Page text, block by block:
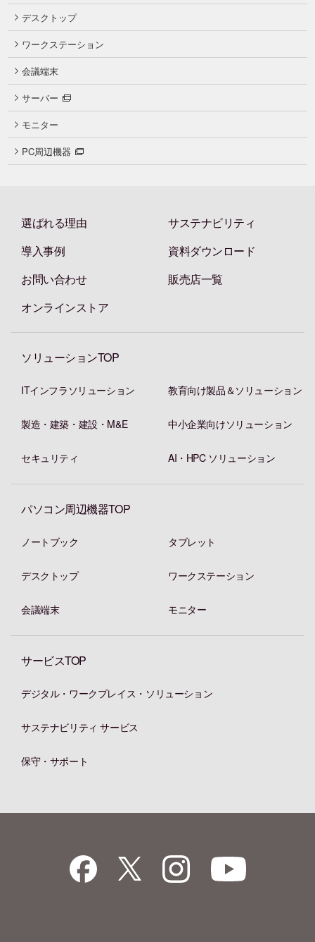
デスクトップ
ワークステーション
会議端末
サーバー
モニター
PC周辺機器
選ばれる理由
サステナビリティ
導入事例
資料ダウンロード
お問い合わせ
販売店一覧
オンラインストア
ソリューションTOP
ITインフラソリューション 教育向け製品＆ソリューション
製造・建築・建設・M&E 中小企業向けソリューション
セキュリティ AI・HPC ソリューション
パソコン周辺機器TOP
ノートブック タブレット
デスクトップ ワークステーション
会議端末 モニター
サービスTOP
デジタル・ワークプレイス・ソリューション
サステナビリティ サービス
保守・サポート